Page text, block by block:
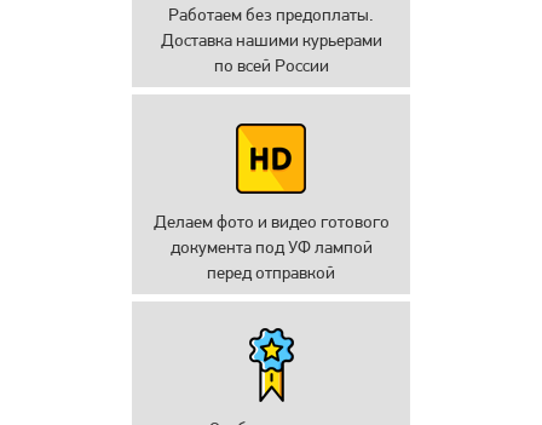
Работаем без предоплаты.
Доставка нашими курьерами
по всей России
Делаем фото и видео готового
документа под УФ лампой
перед отправкой